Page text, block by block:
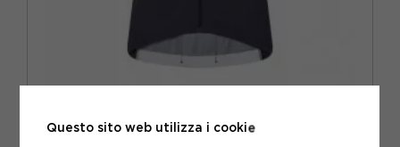
ENDURA MAGLIA MTB ALTRACK RIDE CARBON GRIGIO UOMO
Questo sito web utilizza i cookie